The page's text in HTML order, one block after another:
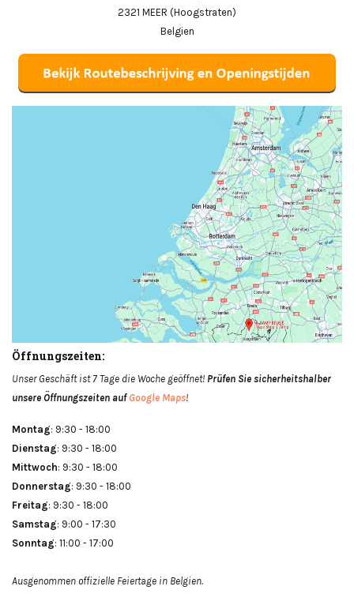
2321 MEER (Hoogstraten)
Belgien
Öffnungszeiten:
Unser Geschäft ist 7 Tage die Woche geöffnet! Prüfen Sie sicherheitshalber
unsere Öffnungszeiten auf Google Maps!
Montag: 9:30 - 18:00
Dienstag: 9:30 - 18:00
Mittwoch: 9:30 - 18:00
Donnerstag: 9:30 - 18:00
Freitag: 9:30 - 18:00
Samstag: 9:00 - 17:30
Sonntag: 11:00 - 17:00
Ausgenommen offizielle Feiertage in Belgien.